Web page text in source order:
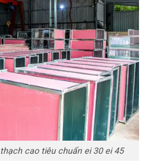
cao tiêu chuẩn ei 30 ei 45